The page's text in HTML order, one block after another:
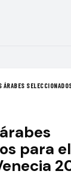
ÁRABES
para